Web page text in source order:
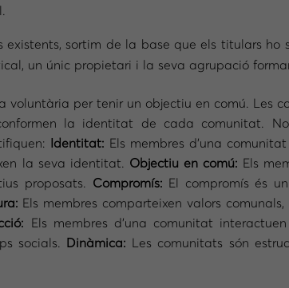
existents, sortim de la base que els titulars ho
un únic propietari i la seva agrupació
voluntària per tenir un objectiu en comú. Les
la identitat de cada comunitat.
Identitat: Els membres d’una
la seva identitat. Objectiu en comú: Els
proposats. Compromís:
El compromís és
Els membres comparteixen valors
Els membres d’una comunitat
socials.
Dinàmica:
Les comunitats són